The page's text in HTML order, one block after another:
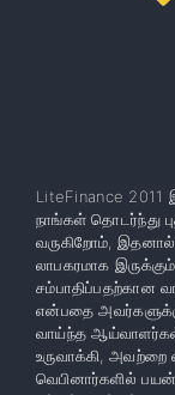
LiteFinance
நாங்கள் தொடர்ந்து
வருகிறோம், இதனால்
லாபகரமாக
சம்பாதிப்பதற்கான
என்பதை
வாய்ந்த
உருவாக்கி, அவற்றை
வெபினார்களில்